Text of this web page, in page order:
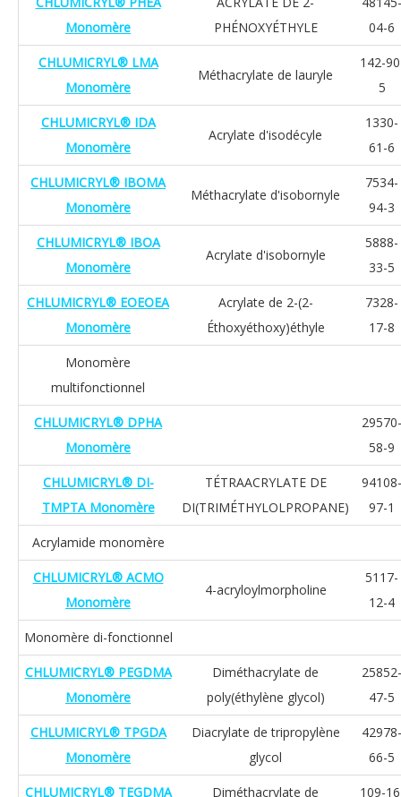
Monomère
PHÉNOXYÉTHYLE
04-6
CHLUMICRYL® LMA
Monomère
Méthacrylate de lauryle
142-
5
CHLUMICRYL® IDA
Monomère
Acrylate d'isodécyle
1330-
61-6
CHLUMICRYL® IBOMA
Monomère
Méthacrylate d'isobornyle
7534-
94-3
CHLUMICRYL® IBOA
Monomère
Acrylate d'isobornyle
5888-
33-5
CHLUMICRYL® EOEOEA
Monomère
Acrylate de 2-(2-
Éthoxyéthoxy)éthyle
7328-
17-8
Monomère
multifonctionnel
CHLUMICRYL® DPHA
Monomère
29570-
58-9
CHLUMICRYL® DI-
TMPTA Monomère
TÉTRAACRYLATE DE
DI(TRIMÉTHYLOLPROPANE)
94108-
97-1
Acrylamide monomère
CHLUMICRYL® ACMO
Monomère
4-acryloylmorpholine
5117-
12-4
Monomère di-fonctionnel
CHLUMICRYL® PEGDMA
Monomère
Diméthacrylate de
poly(éthylène glycol)
25852-
47-5
CHLUMICRYL® TPGDA
Monomère
Diacrylate de tripropylène
glycol
42978-
66-5
CHLUMICRYL® TEGDMA
Diméthacrylate de
109-